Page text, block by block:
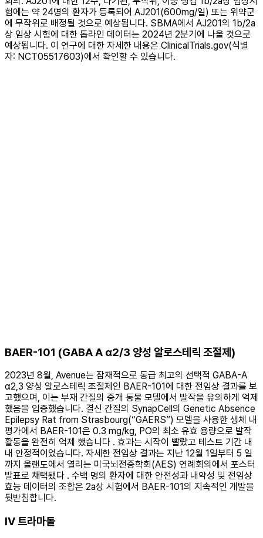
험에는 약 24명의 환자가 등록되어 AJ201(600mg/일) 또는 위약군
에 무작위로 배정될 것으로 예상됩니다. SBMA에서 AJ201의 1b/2a
상 임상 시험에 대한 톱라인 데이터는 2024년 2분기에 나올 것으로
예상됩니다. 이 연구에 대한 자세한 내용은 ClinicalTrials.gov(식별
자: NCT05517603)에서 확인할 수 있습니다.
BAER-101 (GABA A α2/3 양성 알로스테릭 조절제)
2023년 8월, Avenue는 잠재적으로 동급 최고의 선택적 GABA-A
α2,3 양성 알로스테릭 조절제인 BAER-101에 대한 전임상 결과를 보
고했으며, 이는 부재 간질의 중개 동물 모델에서 발작을 유의하게 억제
했음을 입증했습니다. 결신 간질의 SynapCell의 Genetic Absence
Epilepsy Rat from Strasbourg(“GAERS”) 모델을 사용한 생체 내
평가에서 BAER-101은 0.3 mg/kg, PO의 최소 유효 용량으로 발작
활동을 완전히 억제 했습니다 . 효과는 시작이 빨랐고 테스트 기간 내
내 안정적이었습니다. 자세한 전임상 결과는 지난 12월 1일부터 5 일
까지 올랜도에서 열리는 미국뇌전증학회(AES) 연례회의에서 포스터
발표로 채택됐다 . 수백 명의 환자에 대한 안전성과 내약성 및 전임상
효능 데이터의 조합은 2a상 시험에서 BAER-101의 지속적인 개발을
뒷받침합니다.
IV 트라마돌